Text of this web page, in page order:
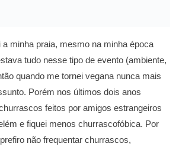
minha praia, mesmo na minha época
tudo nesse tipo de evento (ambiente,
quando me tornei vegana nunca mais
Porém nos últimos dois anos
feitos por amigos estrangeiros
e fiquei menos churrascofóbica. Por
não frequentar churrascos,